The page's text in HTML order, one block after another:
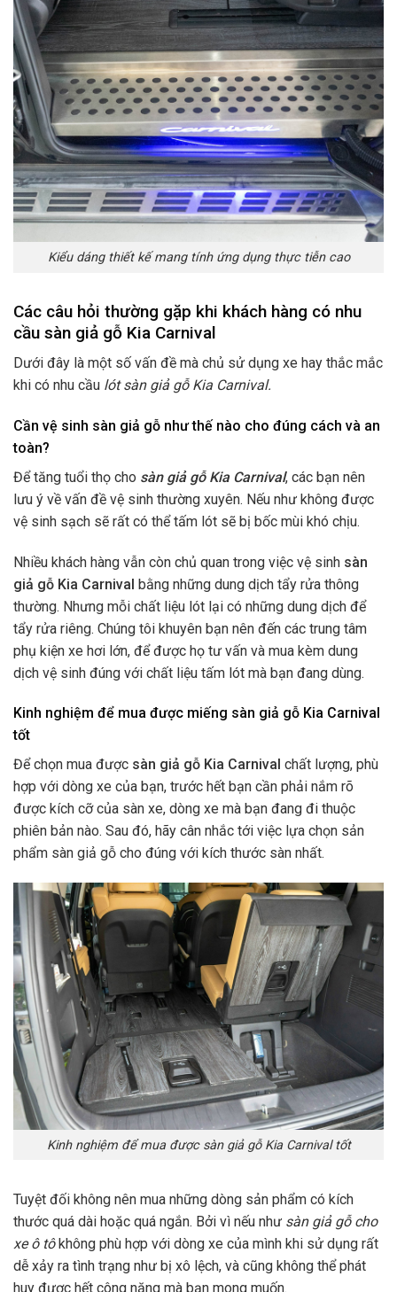
Kiểu dáng thiết kế mang tính ứng dụng thực tiễn cao
Các câu hỏi thường gặp khi khách hàng có nhu
cầu sàn giả gỗ Kia Carnival
Dưới đây là một số vấn đề mà chủ sử dụng xe hay thắc mắc
khi có nhu cầu lót sàn giả gỗ Kia Carnival.
Cần vệ sinh sàn giả gỗ như thế nào cho đúng cách và an
toàn?
Để tăng tuổi thọ cho sàn giả gỗ Kia Carnival, các bạn nên
lưu ý về vấn đề vệ sinh thường xuyên. Nếu như không được
vệ sinh sạch sẽ rất có thể tấm lót sẽ bị bốc mùi khó chịu.
Nhiều khách hàng vẫn còn chủ quan trong việc vệ sinh sàn
giả gỗ Kia Carnival bằng những dung dịch tẩy rửa thông
thường. Nhưng mỗi chất liệu lót lại có những dung dịch để
tẩy rửa riêng. Chúng tôi khuyên bạn nên đến các trung tâm
phụ kiện xe hơi lớn, để được họ tư vấn và mua kèm dung
dịch vệ sinh đúng với chất liệu tấm lót mà bạn đang dùng.
Kinh nghiệm để mua được miếng sàn giả gỗ Kia Carnival
tốt
Để chọn mua được sàn giả gỗ Kia Carnival chất lượng, phù
hợp với dòng xe của bạn, trước hết bạn cần phải nắm rõ
được kích cỡ của sàn xe, dòng xe mà bạn đang đi thuộc
phiên bản nào. Sau đó, hãy cân nhắc tới việc lựa chọn sản
phẩm sàn giả gỗ cho đúng với kích thước sàn nhất.
Kinh nghiệm để mua được sàn giả gỗ Kia Carnival tốt
Tuyệt đối không nên mua những dòng sản phẩm có kích
thước quá dài hoặc quá ngắn. Bởi vì nếu như sàn giả gỗ cho
xe ô tôkhông phù hợp với dòng xe của mình khi sử dụng rất
dễ xảy ra tình trạng như bị xô lệch, và cũng không thể phát
huy được hết công năng mà bạn mong muốn.